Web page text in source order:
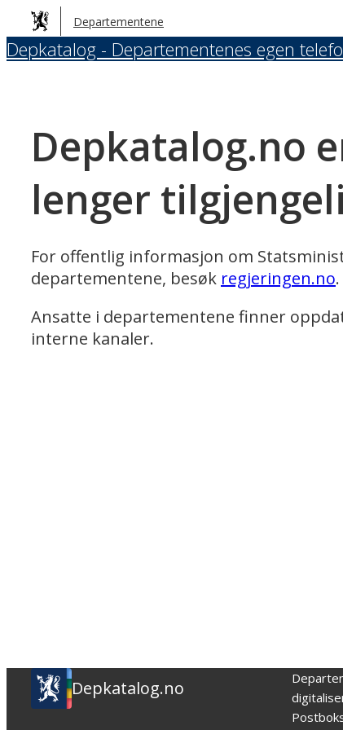
Hopp
til
hovedinnhold
Departementene
Depkatalog - Departementenes egen
Depkatalog.no
lenger
For offentlig informasjon om
departementene, besøk regjeringen.no.
Ansatte i departementene finner
interne kanaler.
Depkatalog.no